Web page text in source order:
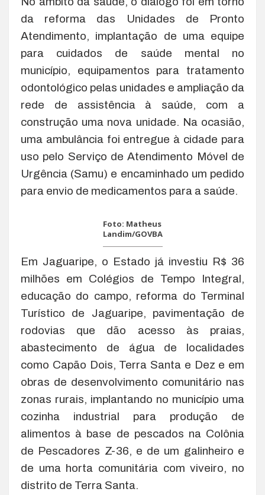
da reforma das Unidades de Pronto
Atendimento, implantação de uma equipe
para cuidados de saúde mental no
município, equipamentos para tratamento
odontológico pelas unidades e ampliação da
rede de assistência à saúde, com a
construção uma nova unidade. Na ocasião,
uma ambulância foi entregue à cidade para
uso pelo Serviço de Atendimento Móvel de
Urgência (Samu) e encaminhado um pedido
para envio de medicamentos para a saúde.
Foto: Matheus
Landim/GOVBA
Em Jaguaripe, o Estado já investiu R$ 36
milhões em Colégios de Tempo Integral,
educação do campo, reforma do Terminal
Turístico de Jaguaripe, pavimentação de
rodovias que dão acesso às praias,
abastecimento de água de localidades
como Capão Dois, Terra Santa e Dez e em
obras de desenvolvimento comunitário nas
zonas rurais, implantando no município uma
cozinha industrial para produção de
alimentos à base de pescados na Colônia
de Pescadores Z-36, e de um galinheiro e
de uma horta comunitária com viveiro, no
distrito de Terra Santa.